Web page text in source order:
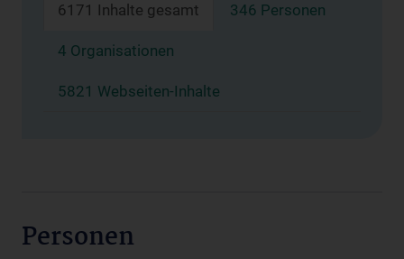
6171 Inhalte gesamt 346 Personen
4 Organisationen
5821 Webseiten-Inhalte
Personen